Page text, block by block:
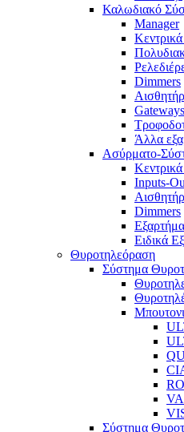
Καλωδιακό
Manager
Dimmers
Gateways
Άλλα
Ασύρματο-
Inputs-
Dimmers
Ειδικά
Θυροτηλεόραση
Σύστημα
Σύστημα